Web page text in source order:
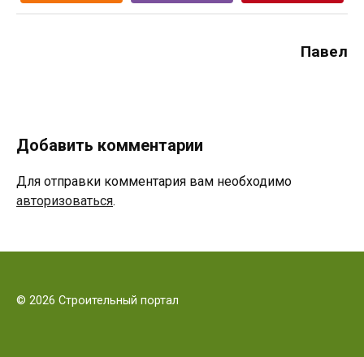
Павел
Добавить комментарии
Для отправки комментария вам необходимо
авторизоваться.
© 2026 Строительный портал